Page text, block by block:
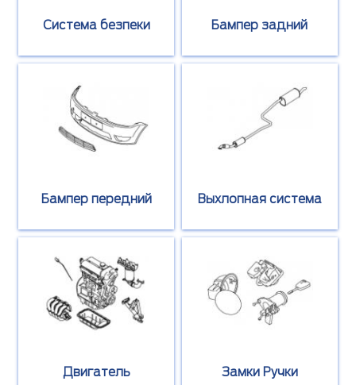
Cистема безпеки Бампер задний
Бампер передний Выхлопная система
Двигатель Замки Ручки